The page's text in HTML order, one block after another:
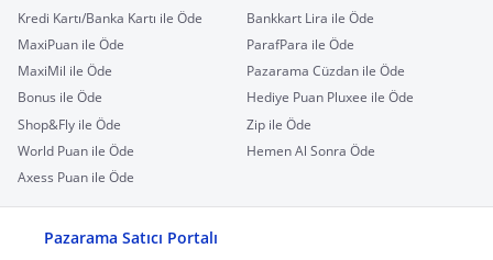
Kredi Kartı/Banka Kartı ile Öde
Bankkart Lira ile Öde
MaxiPuan ile Öde
ParafPara ile Öde
MaxiMil ile Öde
Pazarama Cüzdan ile Öde
Bonus ile Öde
Hediye Puan Pluxee ile Öde
Shop&Fly ile Öde
Zip ile Öde
World Puan ile Öde
Hemen Al Sonra Öde
Axess Puan ile Öde
Pazarama Satıcı Portalı